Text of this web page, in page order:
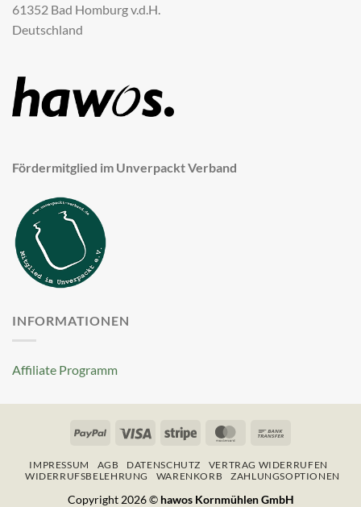
61352 Bad Homburg v.d.H.
Deutschland
Fördermitglied im Unverpackt Verband
INFORMATIONEN
Affiliate Programm
PayPal Visa Stripe MasterCard
IMPRESSUM AGB DATENSCHUTZ
VERTRAG WIDERRUFEN
WIDERRUFSBELEHRUNG
WARENKORB ZAHLUNGSOPTIONEN
Copyright 2026 © hawos Kornmühlen GmbH